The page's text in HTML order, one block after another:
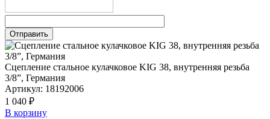
Сцепление стальное кулачковое KIG 38, внутренняя резьба
3/8”, Германия
Артикул: 18192006
1 040 ₽
В корзину